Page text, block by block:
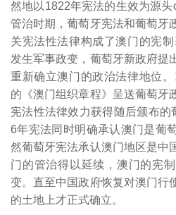
然地以1822年宪法的生效为源
管治时期，葡萄牙宪法和葡萄牙
关宪法性法律构成了澳门的宪
发生军事政变，葡萄牙新政府提
重新确立澳门的政治法律地位
的《澳门组织章程》呈送葡萄牙
宪法性法律效力获得随后颁布
6年宪法同时明确承认澳门是葡
然葡萄牙宪法承认澳门地区是中
门的管治得以延续，澳门的宪
变。直至中国政府恢复对澳门行
的土地上才正式确立。